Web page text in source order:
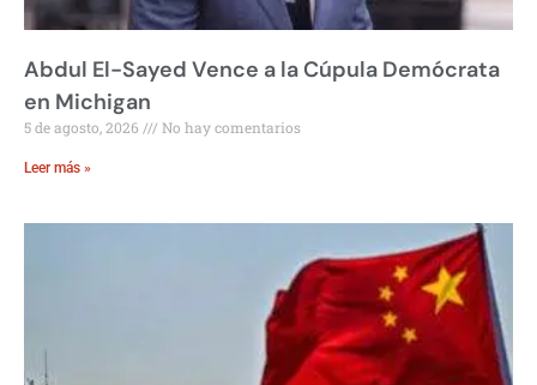
Abdul El-Sayed Vence a la Cúpula Demócrata
en Michigan
5 de agosto, 2026 No hay comentarios
Leer más »